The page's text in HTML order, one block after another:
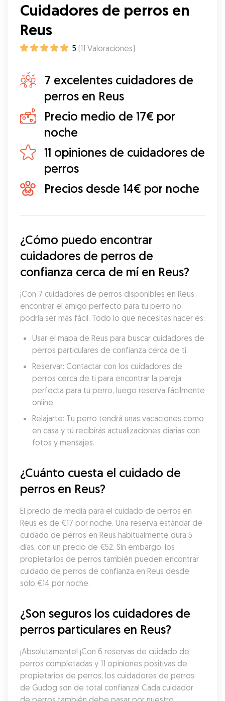
Cuidadores de perros en
Reus
5 (11 Valoraciones)
7 excelentes cuidadores de
perros en Reus
Precio medio de 17€ por
noche
11 opiniones de cuidadores de
perros
Precios desde 14€ por noche
¿Cómo puedo encontrar
cuidadores de perros de
confianza cerca de mí en Reus?
¡Con 7 cuidadores de perros disponibles en Reus,
encontrar el amigo perfecto para tu perro no
podría ser más fácil. Todo lo que necesitas hacer es:
Usar el mapa de Reus para buscar cuidadores de
perros particulares de confianza cerca de ti.
Reservar: Contactar con los cuidadores de
perros cerca de ti para encontrar la pareja
perfecta para tu perro, luego reserva fácilmente
online.
Relajarte: Tu perro tendrá unas vacaciones como
en casa y tú recibirás actualizaciones diarias con
fotos y mensajes.
¿Cuánto cuesta el cuidado de
perros en Reus?
El precio de media para el cuidado de perros en
Reus es de €17 por noche. Una reserva estándar de
cuidado de perros en Reus habitualmente dura 5
días, con un precio de €52. Sin embargo, los
propietarios de perros también pueden encontrar
cuidado de perros de confianza en Reus desde
solo €14 por noche.
¿Son seguros los cuidadores de
perros particulares en Reus?
¡Absolutamente! ¡Con 6 reservas de cuidado de
perros completadas y 11 opiniones positivas de
propietarios de perros, los cuidadores de perros
de Gudog son de total confianza! Cada cuidador